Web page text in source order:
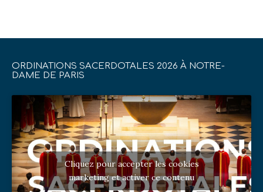
ORDINATIONS SACERDOTALES 2026 À NOTRE-
DAME DE PARIS
Cliquez pour accepter les cookies
marketing et activer ce contenu